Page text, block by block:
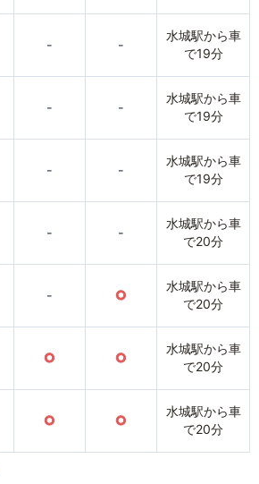
- -
水城駅から車
で19分
- -
水城駅から車
で19分
- -
水城駅から車
で19分
- -
水城駅から車
で20分
- ○
水城駅から車
で20分
○ ○
水城駅から車
で20分
○ ○
水城駅から車
で20分